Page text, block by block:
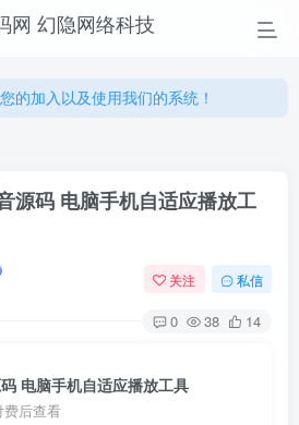
的加入以及使用我们的系统！
的加入以及使用我们的系统！
源码 电脑手机自适应播放工
关注 私信
0 38 14
电脑手机自适应播放工具
费后查看